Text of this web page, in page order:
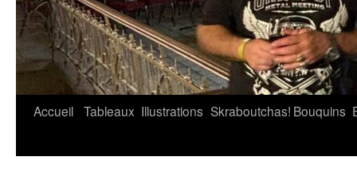
Accueil Tableaux Illustrations Skraboutchas! Bouquins